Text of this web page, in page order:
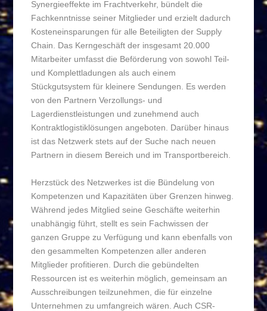
Synergieeffekte im Frachtverkehr, bündelt die
Fachkenntnisse seiner Mitglieder und erzielt dadurch
Kosteneinsparungen für alle Beteiligten der Supply
Chain. Das Kerngeschäft der insgesamt 20.000
Mitarbeiter umfasst die Beförderung von sowohl Teil-
und Komplettladungen als auch einem
Stückgutsystem für kleinere Sendungen. Es werden
von den Partnern Verzollungs- und
Lagerdienstleistungen und zunehmend auch
Kontraktlogistiklösungen angeboten. Darüber hinaus
ist das Netzwerk stets auf der Suche nach neuen
Partnern in diesem Bereich und im Transportbereich.
Herzstück des Netzwerkes ist die Bündelung von
Kompetenzen und Kapazitäten über Grenzen hinweg.
Während jedes Mitglied seine Geschäfte weiterhin
unabhängig führt, stellt es sein Fachwissen der
ganzen Gruppe zu Verfügung und kann ebenfalls von
den gesammelten Kompetenzen aller anderen
Mitglieder profitieren. Durch die gebündelten
Ressourcen ist es weiterhin möglich, gemeinsam an
Ausschreibungen teilzunehmen, die für einzelne
Unternehmen zu umfangreich wären. Auch CSR-